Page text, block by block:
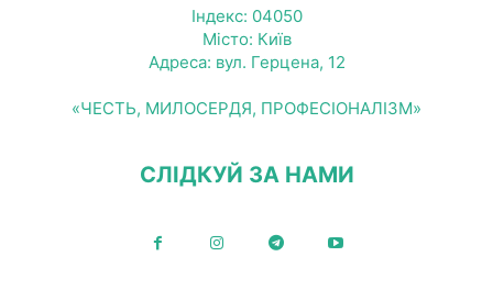
Індекс: 04050
Місто: Київ
Адреса: вул. Герцена, 12
«ЧЕСТЬ, МИЛОСЕРДЯ, ПРОФЕСІОНАЛІЗМ»
СЛІДКУЙ ЗА НАМИ